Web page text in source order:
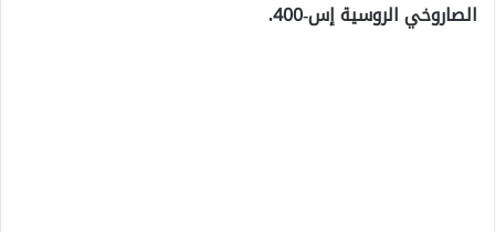
الصاروخي الروسية إس-400.